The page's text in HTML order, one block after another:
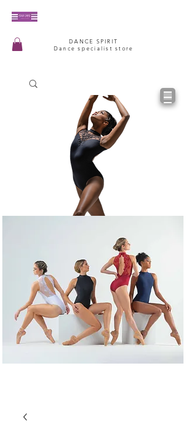
DANCE SPIRIT
Dance specialist store